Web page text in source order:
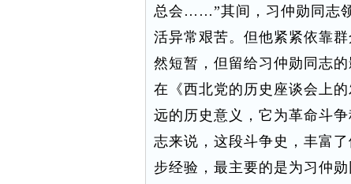
总会……”其间，习仲勋同志
活异常艰苦。但他紧紧依靠
然短暂，但留给习仲勋同志
在《西北党的历史座谈会上
远的历史意义，它为革命斗
志来说，这段斗争史，丰富
步经验，最主要的是为习仲